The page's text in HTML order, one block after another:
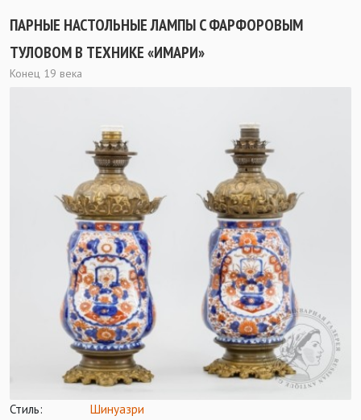
ПАРНЫЕ НАСТОЛЬНЫЕ ЛАМПЫ C ФАРФОРОВЫМ
ТУЛОВОМ В ТЕХНИКЕ «ИМАРИ»
Конец 19 века
Стиль:
Шинуазри